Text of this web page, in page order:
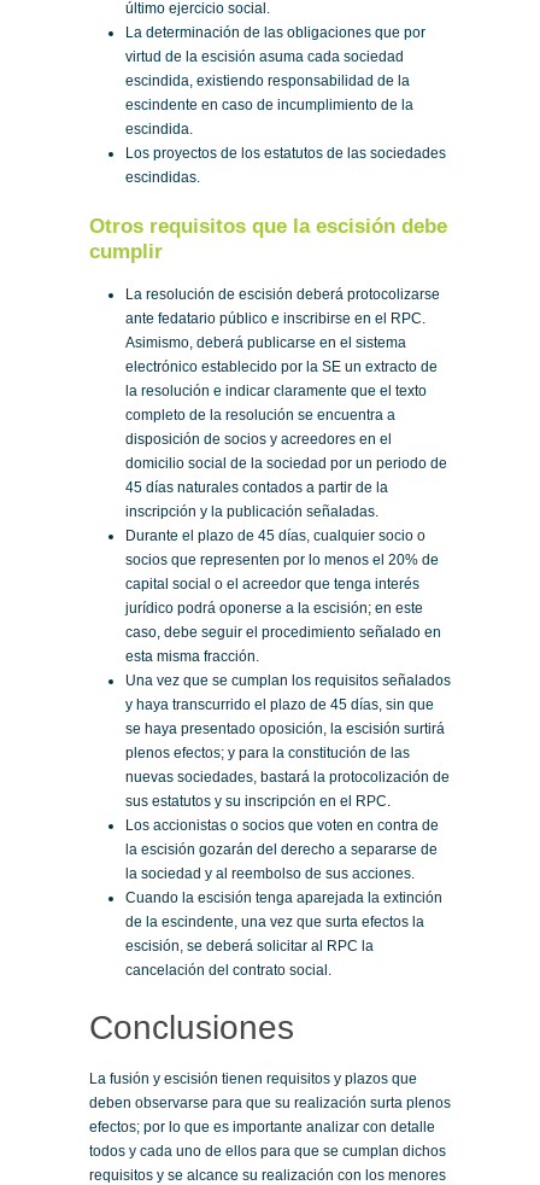
último ejercicio social.
La determinación de las obligaciones que por
virtud de la escisión asuma cada sociedad
escindida, existiendo responsabilidad de la
escindente en caso de incumplimiento de la
escindida.
Los proyectos de los estatutos de las sociedades
escindidas.
Otros requisitos que la escisión debe
cumplir
La resolución de escisión deberá protocolizarse
ante fedatario público e inscribirse en el RPC.
Asimismo, deberá publicarse en el sistema
electrónico establecido por la SE un extracto de
la resolución e indicar claramente que el texto
completo de la resolución se encuentra a
disposición de socios y acreedores en el
domicilio social de la sociedad por un periodo de
45 días naturales contados a partir de la
inscripción y la publicación señaladas.
Durante el plazo de 45 días, cualquier socio o
socios que representen por lo menos el 20% de
capital social o el acreedor que tenga interés
jurídico podrá oponerse a la escisión; en este
caso, debe seguir el procedimiento señalado en
esta misma fracción.
Una vez que se cumplan los requisitos señalados
y haya transcurrido el plazo de 45 días, sin que
se haya presentado oposición, la escisión surtirá
plenos efectos; y para la constitución de las
nuevas sociedades, bastará la protocolización de
sus estatutos y su inscripción en el RPC.
Los accionistas o socios que voten en contra de
la escisión gozarán del derecho a separarse de
la sociedad y al reembolso de sus acciones.
Cuando la escisión tenga aparejada la extinción
de la escindente, una vez que surta efectos la
escisión, se deberá solicitar al RPC la
cancelación del contrato social.
Conclusiones
La fusión y escisión tienen requisitos y plazos que
deben observarse para que su realización surta plenos
efectos; por lo que es importante analizar con detalle
todos y cada uno de ellos para que se cumplan dichos
requisitos y se alcance su realización con los menores